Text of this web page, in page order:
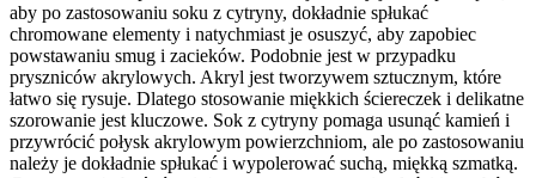
aby po zastosowaniu soku z cytryny, dokładnie spłukać
chromowane elementy i natychmiast je osuszyć, aby zapobiec
powstawaniu smug i zacieków. Podobnie jest w przypadku
pryszniców akrylowych. Akryl jest tworzywem sztucznym, które
łatwo się rysuje. Dlatego stosowanie miękkich ściereczek i delikatne
szorowanie jest kluczowe. Sok z cytryny pomaga usunąć kamień i
przywrócić połysk akrylowym powierzchniom, ale po zastosowaniu
należy je dokładnie spłukać i wypolerować suchą, miękką szmatką.